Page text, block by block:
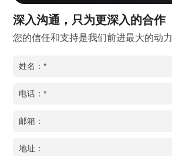
深入沟通，只为更深入的合作
您的信任和支持是我们前进最大的动力